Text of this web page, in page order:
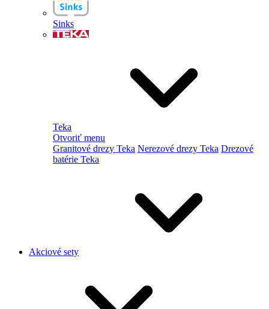
Sinks
Teka
Otvoriť menu
Granitové drezy Teka Nerezové drezy Teka Drezové
batérie Teka
Akciové sety